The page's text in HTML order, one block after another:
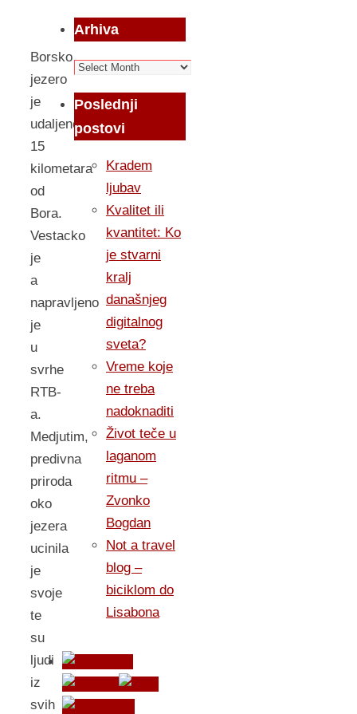
Borsko
jezero
je
udaljeno
15
kilometara
od
Bora.
Vestacko
je
a
napravljeno
je
u
svrhe
RTB-
a.
Medjutim,
predivna
priroda
oko
jezera
ucinila
je
svoje
te
su
ljudi
iz
svih
Arhiva
Arhiva
Poslednji
postovi
Kradem
ljubav
Kvalitet ili
kvantitet: Ko
je stvarni
kralj
današnjeg
digitalnog
sveta?
Vreme koje
ne treba
nadoknaditi
Život teče u
laganom
ritmu –
Zvonko
Bogdan
Not a travel
blog –
biciklom do
Lisabona